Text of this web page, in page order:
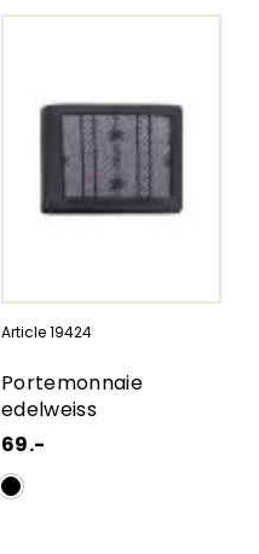
Article 19424
Portemonnaie
edelweiss
69.-